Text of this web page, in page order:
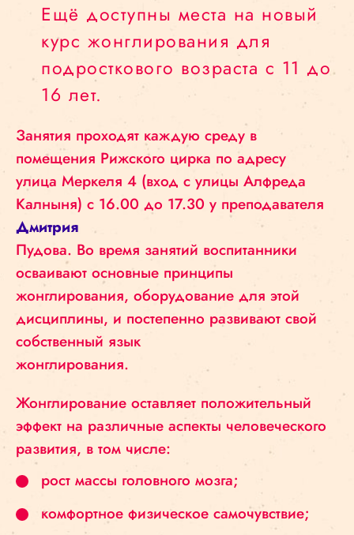
Ещё доступны места на новый
курс жонглирования для
подросткового возраста с 11 до
16 лет.
Занятия проходят каждую среду в
помещения Рижского цирка по адресу
улица Меркеля 4 (вход с улицы Алфреда
Калныня) с 16.00 до 17.30 у преподавателя
Дмитрия
Пудова. Во время занятий воспитанники
осваивают основные принципы
жонглирования, оборудование для этой
дисциплины, и постепенно развивают свой
собственный язык
жонглирования.
Жонглирование оставляет положительный
эффект на различные аспекты человеческого
развития, в том числе:
рост массы головного мозга;
комфортное физическое самочувствие;